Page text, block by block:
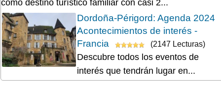
como destino turístico familiar con casi 2...
Dordoña-Périgord: Agenda 2024
Acontecimientos de interés -
Francia
(2147 Lecturas)
Descubre todos los eventos de
interés que tendrán lugar en...